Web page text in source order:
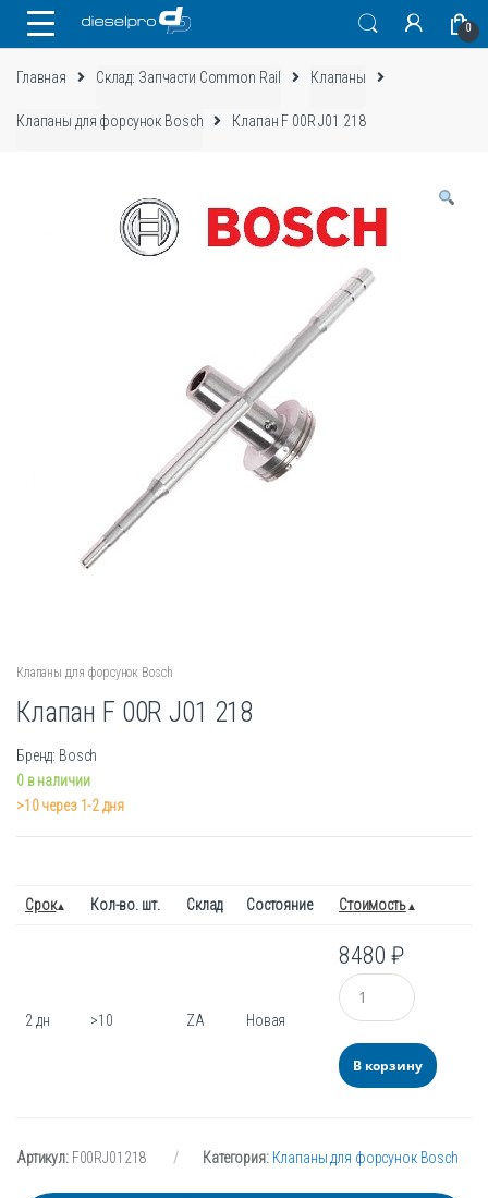
0
Главная Склад: Запчасти Common Rail Клапаны
Клапаны для форсунок Bosch Клапан F 00R J01 218
Клапаны для форсунок Bosch
Клапан F 00R J01 218
Бренд: Bosch
0 в наличии
>10 через 1-2 дня
Срок Кол-во. шт. Склад Состояние Стоимость
2 дн >10 ZA Новая
8480₽
Количество
В корзину
Артикул: F00RJ01218 Категория: Клапаны для форсунок Bosch